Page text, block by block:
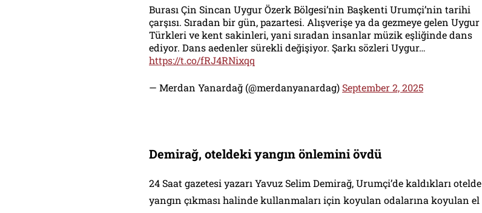
Burası Çin Sincan Uygur Özerk Bölgesi’nin Başkenti Urumçi’nin tarihi
çarşısı. Sıradan bir gün, pazartesi. Alışverişe ya da gezmeye gelen Uygur
Türkleri ve kent sakinleri, yani sıradan insanlar müzik eşliğinde dans
ediyor. Dans aedenler sürekli değişiyor. Şarkı sözleri Uygur…
https://t.co/fRJ4RNixqq
— Merdan Yanardağ (@merdanyanardag) September 2, 2025
Demirağ, oteldeki yangın önlemini övdü
24 Saat gazetesi yazarı Yavuz Selim Demirağ, Urumçi’de kaldıkları otelde
yangın çıkması halinde kullanmaları için koyulan odalarına koyulan el